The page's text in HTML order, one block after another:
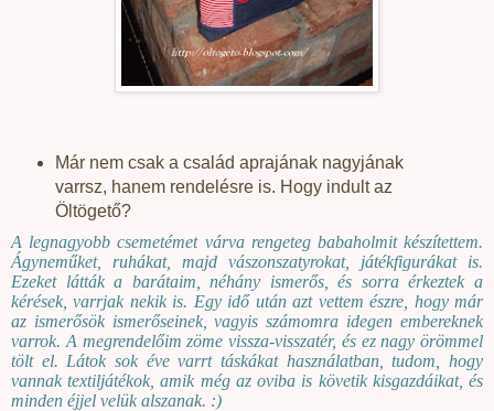
Már nem csak a család aprajának nagyjának
varrsz, hanem rendelésre is. Hogy indult az
Öltögető?
A legnagyobb csemetémet várva rengeteg babaholmit készítettem.
Ágyneműket, ruhákat, majd vászonszatyrokat, játékfigurákat is.
Ezeket látták a barátaim, néhány ismerős, és sorra érkeztek a
kérések, varrjak nekik is. Egy idő után azt vettem észre, hogy már
az ismerősök ismerőseinek, vagyis számomra idegen embereknek
varrok. A megrendelőim zöme vissza-visszatér, és ez nagy örömmel
tölt el. Látok sok éve varrt táskákat használatban, tudom, hogy
vannak textiljátékok, amik még az oviba is követik kisgazdáikat, és
minden éjjel velük alszanak. :)